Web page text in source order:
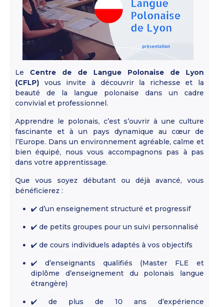
Le Centre de de Langue Polonaise de Lyon
(CFLP) vous invite à découvrir la richesse et la
beauté de la langue polonaise dans un cadre
convivial et professionnel.
Apprendre le polonais, c’est s’ouvrir à une culture
fascinante et à un pays dynamique au cœur de
l’Europe. Dans un environnement agréable, calme et
bien équipé, nous vous accompagnons pas à pas
dans votre apprentissage.
Que vous soyez débutant ou déjà avancé, vous
bénéficierez :
✔️ d’un enseignement structuré et progressif
✔️ de petits groupes pour un suivi personnalisé
✔️ de cours individuels adaptés à vos objectifs
✔️ d’enseignants qualifiés (Master FLE et
diplôme d’enseignement du polonais langue
étrangère)
✔️ de plus de 10 ans d’expérience